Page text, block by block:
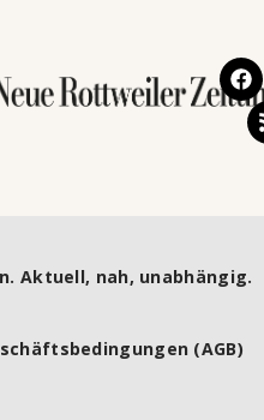
Aktuell, nah, unabhängig.
(AGB)